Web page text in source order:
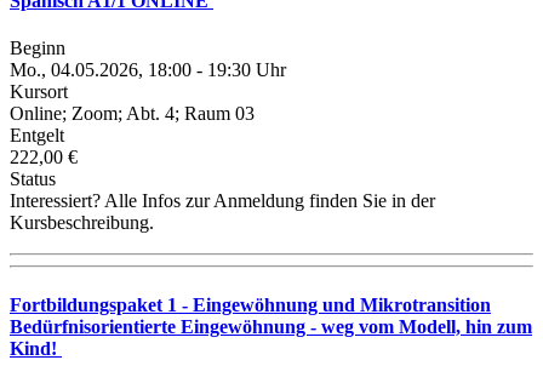
Beginn
Mo., 04.05.2026, 18:00 - 19:30 Uhr
Kursort
Online; Zoom; Abt. 4; Raum 03
Entgelt
222,00 €
Status
Interessiert? Alle Infos zur Anmeldung finden Sie in der
Kursbeschreibung.
Fortbildungspaket 1 - Eingewöhnung und Mikrotransition
Bedürfnisorientierte Eingewöhnung - weg vom Modell, hin zum
Kind!